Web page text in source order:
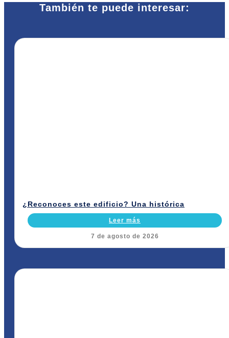
También te puede interesar:
¿Reconoces este edificio? Una histórica
Leer más
7 de agosto de 2026